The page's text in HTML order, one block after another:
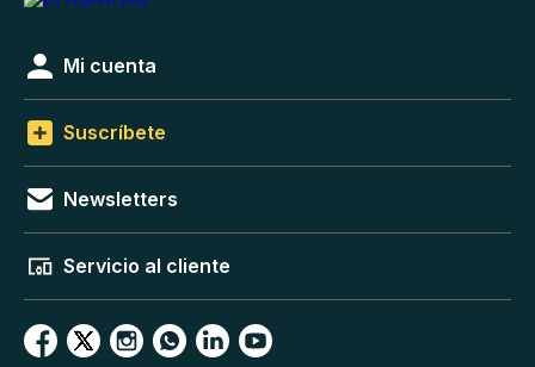
Mi cuenta
Suscríbete
Newsletters
Servicio al cliente